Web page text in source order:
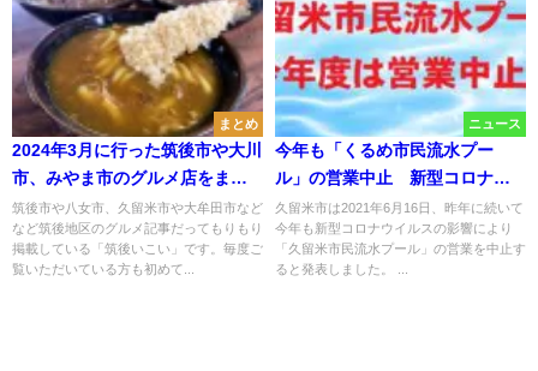
まとめ
2024年3月に行った筑後市や大川
市、みやま市のグルメ店をまと
めて公開！
筑後市や八女市、久留米市や大牟田市など
など筑後地区のグルメ記事だってもりもり
掲載している「筑後いこい」です。毎度ご
覧いただいている方も初めて...
ニュース
今年も「くるめ市民流水プー
ル」の営業中止 新型コロナ拡
大防止のため
久留米市は2021年6月16日、昨年に続いて
今年も新型コロナウイルスの影響により
「久留米市民流水プール」の営業を中止す
ると発表しました。 ...